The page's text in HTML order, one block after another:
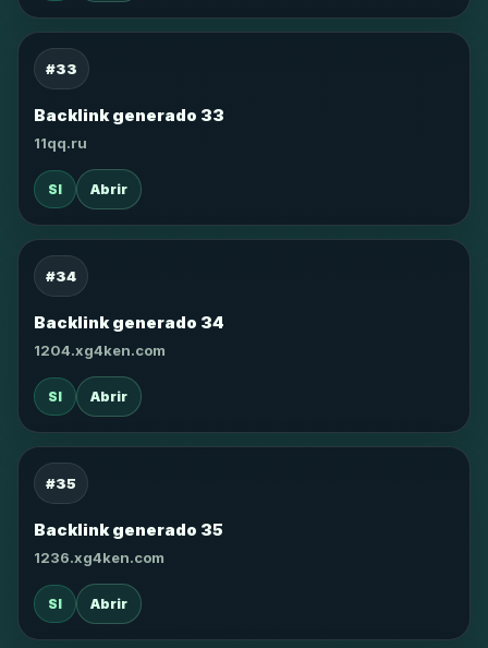
#33
Backlink generado 33
11qq.ru
SI Abrir
#34
Backlink generado 34
1204.xg4ken.com
SI Abrir
#35
Backlink generado 35
1236.xg4ken.com
SI Abrir